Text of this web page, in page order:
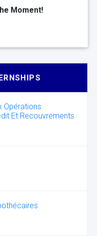
Moment!
Opérations
Et Recouvrements